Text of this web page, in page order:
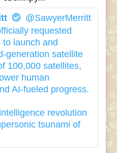
@SawyerMerritt
requested
launch and
generation satellite
100,000 satellites,
human
AI-fueled progress.
revolution
tsunami of